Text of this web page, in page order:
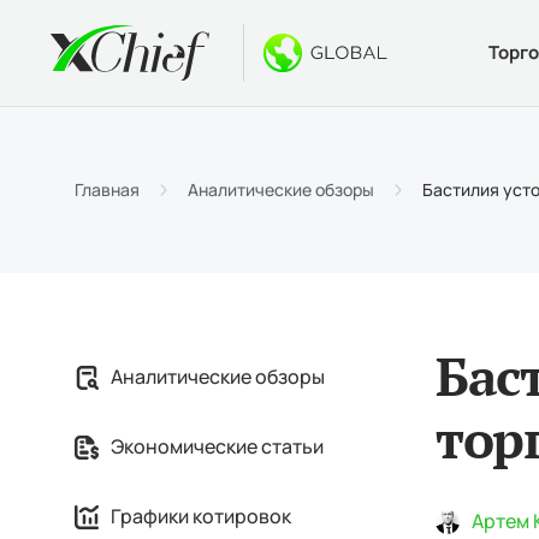
Типы
Главная Аналитические обзоры Бастилия
Аналитические обзоры
Экономические статьи
Графики котировок Артем